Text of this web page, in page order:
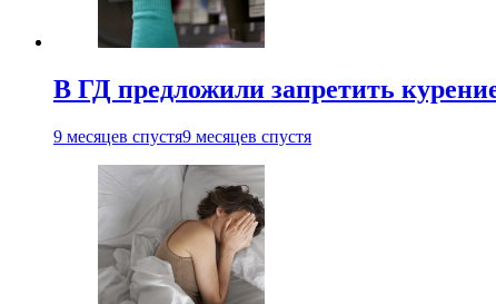
В ГД предложили запретить
9 месяцев спустя9 месяцев спустя